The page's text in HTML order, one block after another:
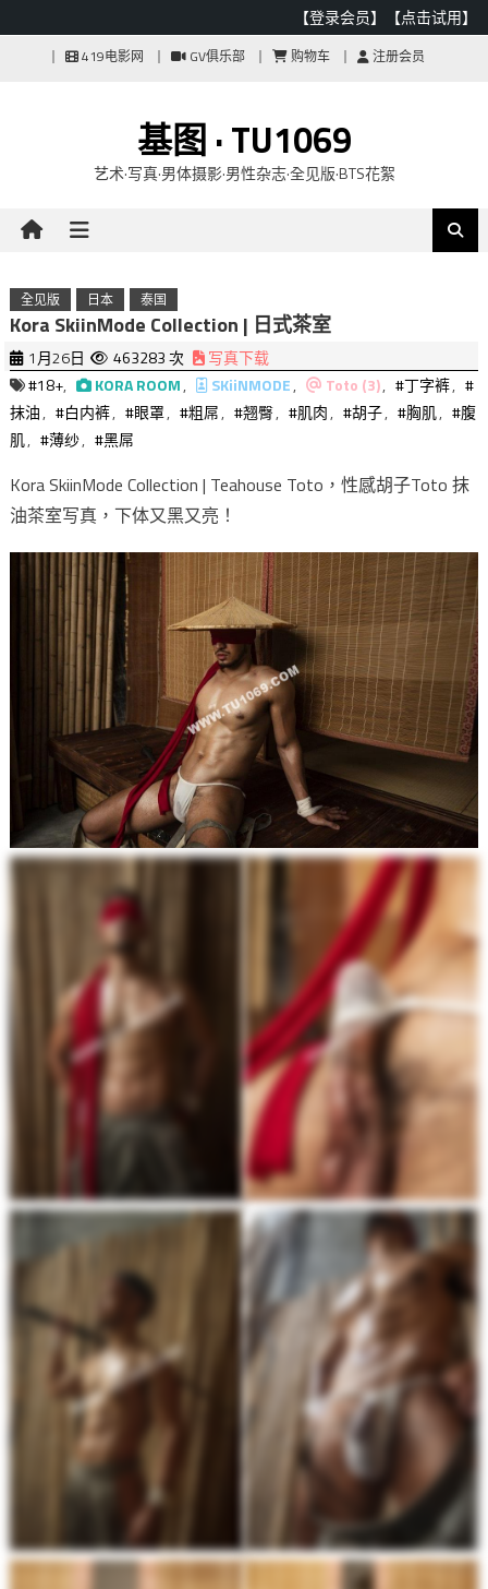
【登录会员】 【点击试用】
419电影网 GV俱乐部 购物车 注册会员
基图 · TU1069
艺术·写真·男体摄影·男性杂志·全见版·BTS花絮
全见版 日本 泰国
Kora SkiinMode Collection | 日式茶室
1月26日 463283 次
写真下载
#18+, KORA ROOM, SKiiNMODE, Toto (3), #丁字裤, #
抹油, #白内裤, #眼罩, #粗屌, #翘臀, #肌肉, #胡子, #胸肌, #腹
肌, #薄纱, #黑屌
Kora SkiinMode Collection | Teahouse Toto，性感胡子Toto 抹
油茶室写真，下体又黑又亮！